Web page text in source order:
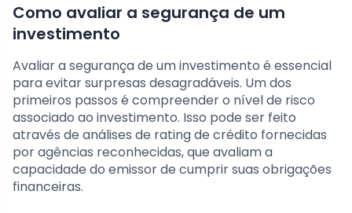
Como avaliar a segurança de um
investimento
Avaliar a segurança de um investimento é essencial
para evitar surpresas desagradáveis. Um dos
primeiros passos é compreender o nível de risco
associado ao investimento. Isso pode ser feito
através de análises de rating de crédito fornecidas
por agências reconhecidas, que avaliam a
capacidade do emissor de cumprir suas obrigações
financeiras.